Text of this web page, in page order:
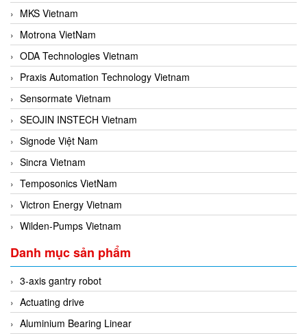
MKS Vietnam
Motrona VietNam
ODA Technologies Vietnam
Praxis Automation Technology Vietnam
Sensormate Vietnam
SEOJIN INSTECH Vietnam
Signode Việt Nam
Sincra Vietnam
Temposonics VietNam
Victron Energy Vietnam
Wilden-Pumps Vietnam
Danh mục sản phẩm
3-axis gantry robot
Actuating drive
Aluminium Bearing Linear